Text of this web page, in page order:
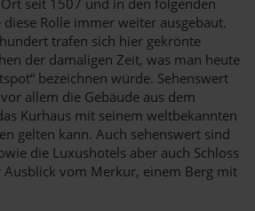
Rolle immer weiter ausgebaut.
trafen sich hier gekrönte
der damaligen Zeit, was man heute
bezeichnen würde. Sehenswert
allem die Gebäude aus dem
Kurhaus mit seinem weltbekannten
gelten kann. Auch sehenswert sind
die Luxushotels aber auch Schloss
Ausblick vom Merkur, einem Berg mit